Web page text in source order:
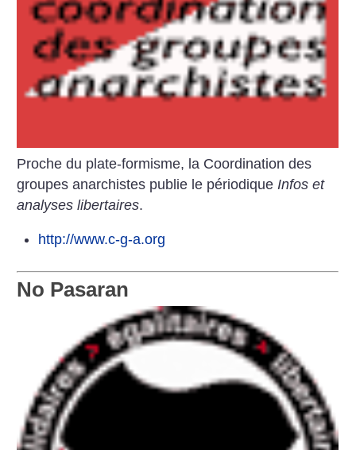
Proche du plate-formisme, la Coordination des
groupes anarchistes publie le périodique Infos et
analyses libertaires.
http://www.c-g-a.org
No Pasaran